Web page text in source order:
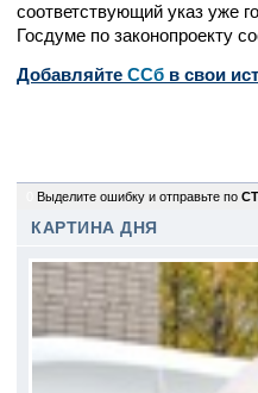
соответствующий указ уже
Госдуме по законопроекту
Добавляйте CСб в свои
Выделите ошибку и отправьте по
КАРТИНА ДНЯ